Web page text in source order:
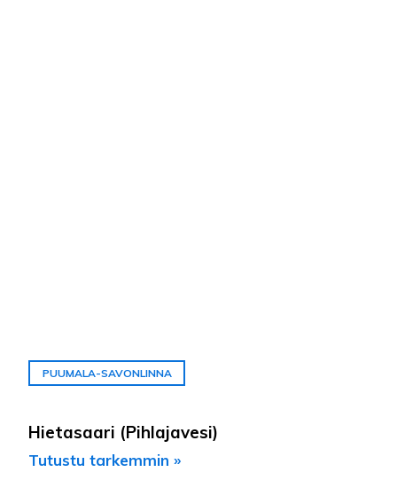
PUUMALA-SAVONLINNA
Hietasaari (Pihlajavesi)
Tutustu tarkemmin »